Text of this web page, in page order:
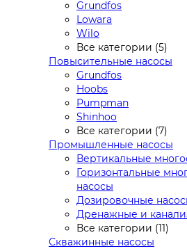
Grundfos
Lowara
Wilo
Все категории (5)
Повысительные насосы
Grundfos
Hoobs
Pumpman
Shinhoo
Все категории (7)
Промышленные насосы
Вертикальные
Горизонтальные
насосы
Дозировочные
Дренажные и
Все категории (11)
Скважинные насосы